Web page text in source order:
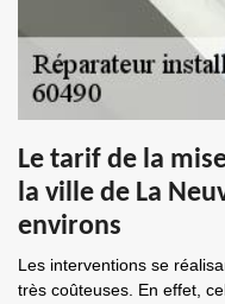
Le tarif de la
la ville de La
environs
Les interventions se
très coûteuses. En effet,